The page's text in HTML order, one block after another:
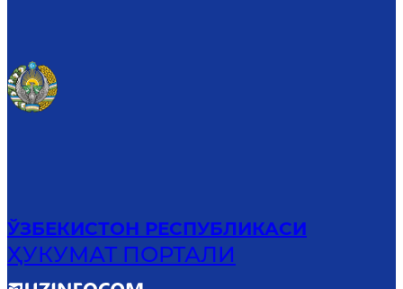
ЎЗБЕКИСТОН РЕСПУБЛИКАСИ
ҲУКУМАТ ПОРТАЛИ